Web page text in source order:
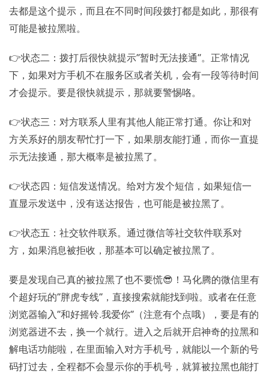
去都是这个提示，而且在不同时间段拨打都是如此，那很有
可能是被拉黑啦。
👉状态二：拨打后很快就提示“暂时无法接通”。正常情况
下，如果对方手机不在服务区或者关机，会有一段等待时间
才会提示。要是很快就提示，那就要警惕咯。
👉状态三：对方联系人里有其他人能正常打通。你让和对
方关系好的朋友帮忙打一下，如果朋友能打通，而你一直提
示无法接通，那大概率是被拉黑了。
👉状态四：短信发送情况。给对方发个短信，如果短信一
直显示发送中，没有送达报告，也可能是被拉黑了。
👉状态五：社交软件联系。通过微信等社交软件联系对
方，如果消息被拒收，那基本可以确定被拉黑了。
要是发现自己真的被拉黑了也不要慌😎！马化腾的微信里有
个超好玩的“胖虎专线”，直接搜索就能找到啦。或者在任意
浏览器输入“和好摇铃.我爱你”（注意有个点哦），要是有的
浏览器进不去，换一个就行。进入之后就开启神奇的拉黑和
解电话功能啦，在里面输入对方手机号，就能以一个新的号
码打过去，全程都不会显示你的手机号，就算被拉黑也能打